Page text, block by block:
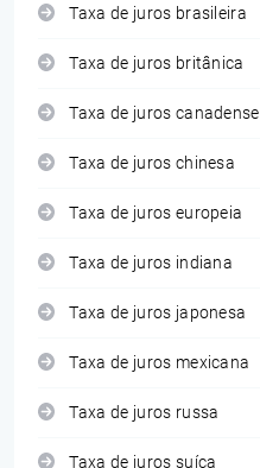
Taxa de juros brasileira
Taxa de juros britânica
Taxa de juros canadense
Taxa de juros chinesa
Taxa de juros europeia
Taxa de juros indiana
Taxa de juros japonesa
Taxa de juros mexicana
Taxa de juros russa
Taxa de juros suíça